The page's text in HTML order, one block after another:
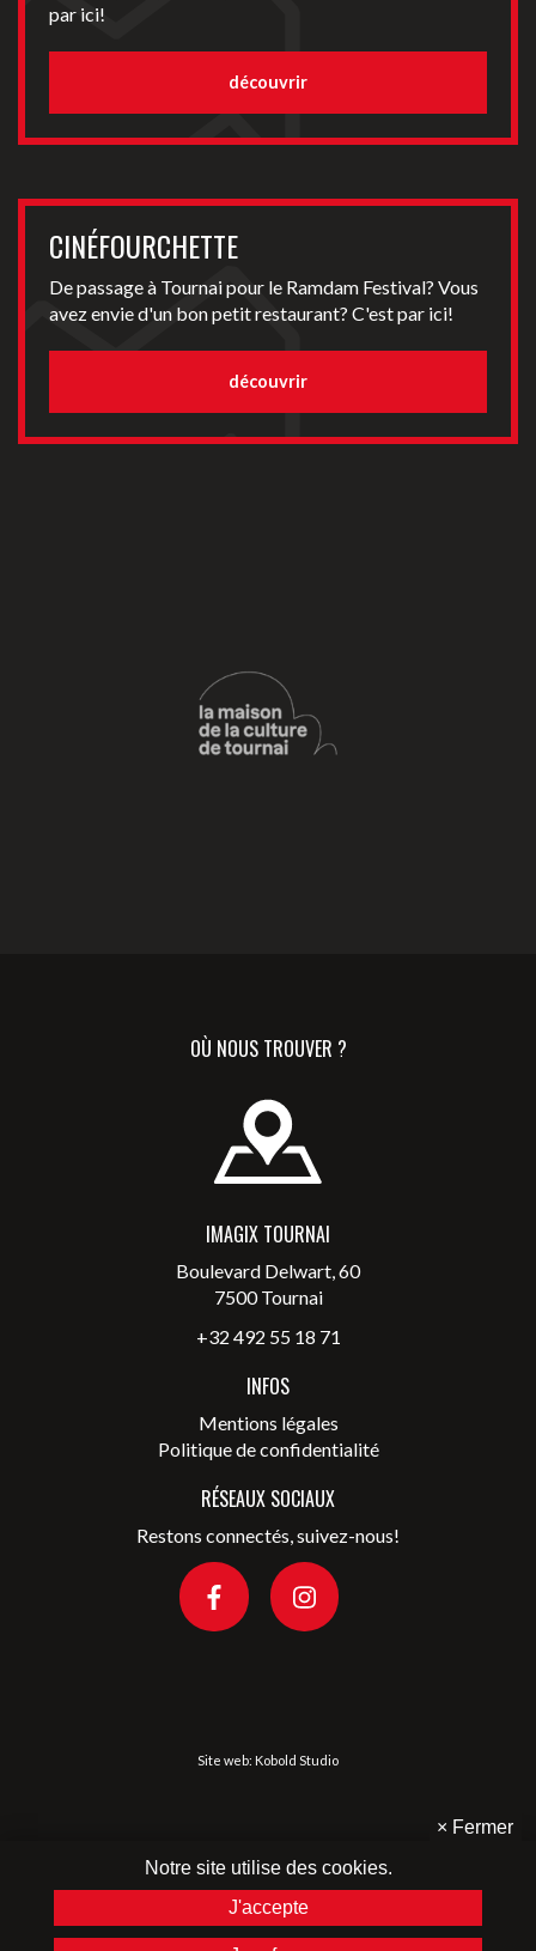
par ici!
découvrir
CINÉFOURCHETTE
De passage à Tournai pour le Ramdam Festival? Vous
avez envie d'un bon petit restaurant? C'est par ici!
découvrir
OÙ NOUS TROUVER ?
IMAGIX TOURNAI
Boulevard Delwart, 60
7500 Tournai
+32 492 55 18 71
INFOS
Mentions légales
Politique de confidentialité
RÉSEAUX SOCIAUX
Restons connectés, suivez-nous!
Site web: Kobold Studio
Notre site utilise des cookies.
J'accepte
× Fermer